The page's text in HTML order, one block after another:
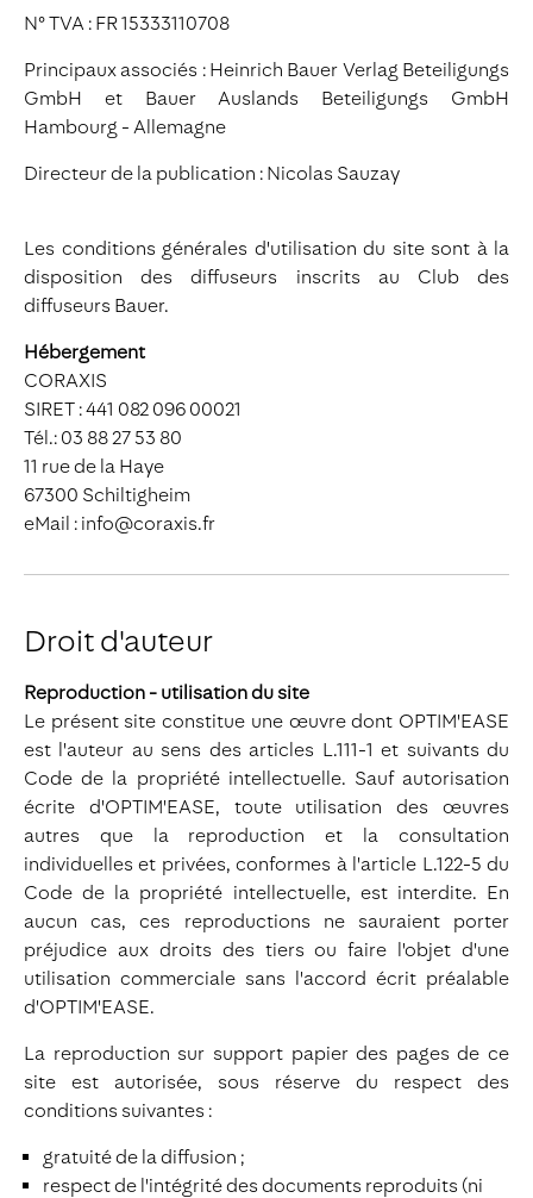
N° TVA : FR 15333110708
Principaux associés : Heinrich Bauer Verlag Beteiligungs
GmbH et Bauer Auslands Beteiligungs GmbH
Hambourg - Allemagne
Directeur de la publication : Nicolas Sauzay
Les conditions générales d'utilisation du site sont à la
disposition des diffuseurs inscrits au Club des
diffuseurs Bauer.
Hébergement
CORAXIS
SIRET : 441 082 096 00021
Tél.: 03 88 27 53 80
11 rue de la Haye
67300 Schiltigheim
eMail : info@coraxis.fr
Droit d'auteur
Reproduction - utilisation du site
Le présent site constitue une œuvre dont OPTIM'EASE
est l'auteur au sens des articles L.111-1 et suivants du
Code de la propriété intellectuelle. Sauf autorisation
écrite d'OPTIM'EASE, toute utilisation des œuvres
autres que la reproduction et la consultation
individuelles et privées, conformes à l'article L.122-5 du
Code de la propriété intellectuelle, est interdite. En
aucun cas, ces reproductions ne sauraient porter
préjudice aux droits des tiers ou faire l'objet d'une
utilisation commerciale sans l'accord écrit préalable
d'OPTIM'EASE.
La reproduction sur support papier des pages de ce
site est autorisée, sous réserve du respect des
conditions suivantes :
gratuité de la diffusion ;
respect de l'intégrité des documents reproduits (ni